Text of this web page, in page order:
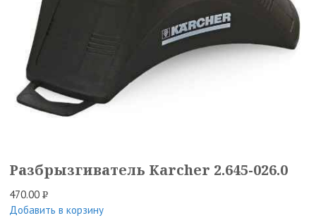
Разбрызгиватель Karcher 2.645-026.0
470.00Р
УБ.
Добавить в корзину